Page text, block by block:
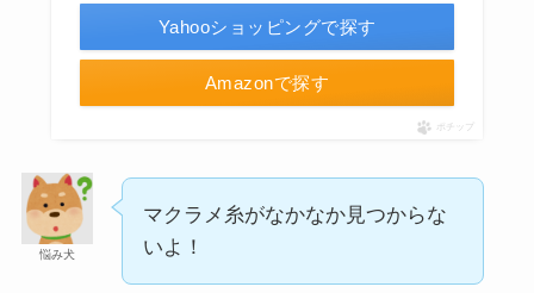
Amazonで探す
Yahooショッピングで探す
ポチップ
悩み犬
マクラメ糸がなかなか見つからな
いよ！